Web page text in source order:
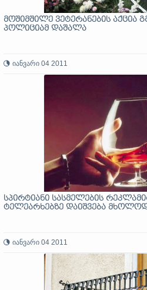
მოშიმშილე ვეტერანების აქცია
პოლიციამ დაშალა
იანვარი 04 2011
სპირტიანი სასმელების
ტელეარხებზე დაიშვება მხოლოდ
იანვარი 04 2011